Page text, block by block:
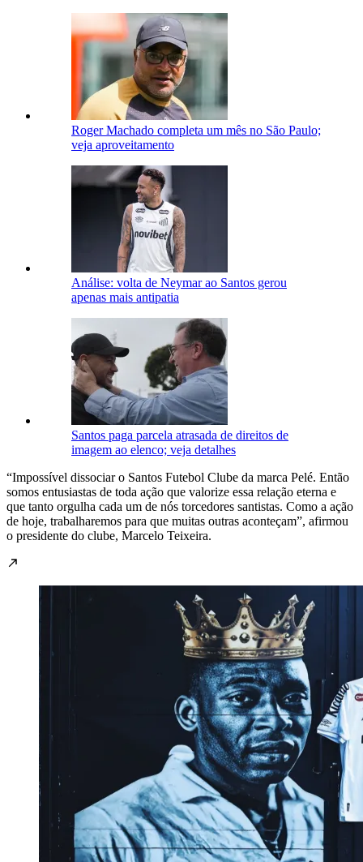
Roger Machado completa um mês no São Paulo;
veja aproveitamento
Análise: volta de Neymar ao Santos gerou
apenas mais antipatia
Santos paga parcela atrasada de direitos de
imagem ao elenco; veja detalhes
“Impossível dissociar o Santos Futebol Clube da marca Pelé. Então
somos entusiastas de toda ação que valorize essa relação eterna e
que tanto orgulha cada um de nós torcedores santistas. Como a ação
de hoje, trabalharemos para que muitas outras aconteçam”, afirmou
o presidente do clube, Marcelo Teixeira.